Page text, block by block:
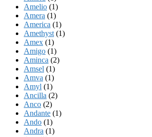
Amelio (1)
Amera (1)
America (1)
Amethyst (1)
Amex (1)
Amigo (1)
Aminca (2)
Amsel (1)
Amva (1)
Amyl (1)
Ancilla (2)
Anco (2)
Andante (1)
Ando (1)
Andra (1)